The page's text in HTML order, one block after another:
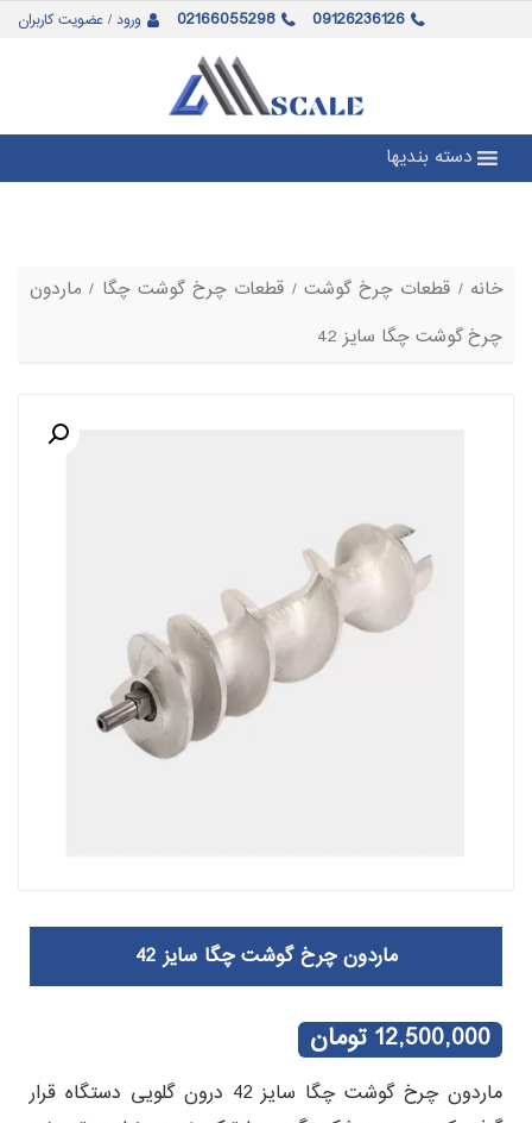
ورود / عضویت کاربران 02166055298 09126236126
دسته بندیها
خانه / قطعات چرخ گوشت/ قطعات چرخ گوشت چگا / ماردون
چرخ گوشت چگا سایز 42
ماردون چرخ گوشت چگا سایز 42
12,500,000 تومان
ماردون چرخ گوشت چگا سایز 42 درون گلویی دستگاه قرار